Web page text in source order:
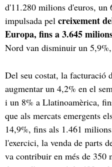
d'11.280 milions d'euros, un
impulsada pel creixement
Europa, fins a 3.645
Nord van disminuir un
Del seu costat, la facturació
augmentar un 4,2% en el
i un 8% a Llatinoamèrica,
que als mercats emergents
14,9%, fins als 1.461
l'exercici, la venda de parts
va contribuir en més de 350